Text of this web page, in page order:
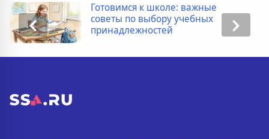
Готовимся к школе: важные
советы по выбору учебных
принадлежностей